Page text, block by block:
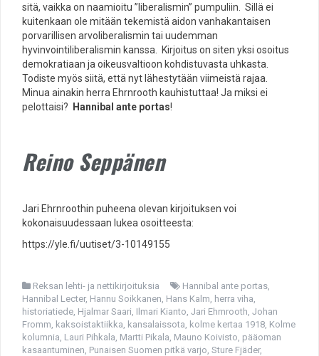
sitä, vaikka on naamioitu ”liberalismin” pumpuliin. Sillä ei
kuitenkaan ole mitään tekemistä aidon vanhakantaisen
porvarillisen arvoliberalismin tai uudemman
hyvinvointiliberalismin kanssa. Kirjoitus on siten yksi osoitus
demokratiaan ja oikeusvaltioon kohdistuvasta uhkasta.
Todiste myös siitä, että nyt lähestytään viimeistä rajaa.
Minua ainakin herra Ehrnrooth kauhistuttaa! Ja miksi ei
pelottaisi?
Hannibal ante portas!
Reino Seppänen
Jari Ehrnroothin puheena olevan kirjoituksen voi
kokonaisuudessaan lukea osoitteesta:
https://yle.fi/uutiset/3-10149155
Reksan lehti- ja nettikirjoituksia Hannibal ante portas
Hannibal Lecter, Hannu Soikkanen Hans Kalm herra viha
historiatiede Hjalmar Saari Ilmari Kianto Jari Ehrnrooth Johan
Fromm kaksoistaktiikka kansalaissota kolme kertaa 1918 Kolme
kolumnia Lauri Pihkala Martti Pikala Mauno Koivisto pääoman
kasaantuminen Punaisen Suomen pitkä varjo Sture Fjäder,